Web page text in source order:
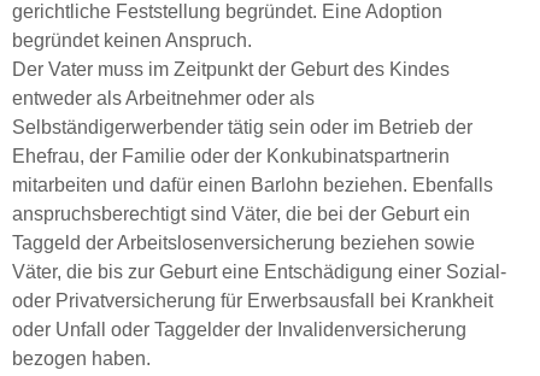
gerichtliche Feststellung begründet. Eine Adoption
begründet keinen Anspruch.
Der Vater muss im Zeitpunkt der Geburt des Kindes
entweder als Arbeitnehmer oder als
Selbständigerwerbender tätig sein oder im Betrieb der
Ehefrau, der Familie oder der Konkubinatspartnerin
mitarbeiten und dafür einen Barlohn beziehen. Ebenfalls
anspruchsberechtigt sind Väter, die bei der Geburt ein
Taggeld der Arbeitslosenversicherung beziehen sowie
Väter, die bis zur Geburt eine Entschädigung einer Sozial-
oder Privatversicherung für Erwerbsausfall bei Krankheit
oder Unfall oder Taggelder der Invalidenversicherung
bezogen haben.